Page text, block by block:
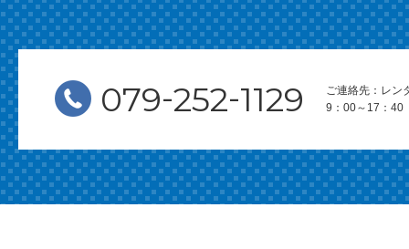
079-252-1129
ご連絡先：レン
9：00～17：